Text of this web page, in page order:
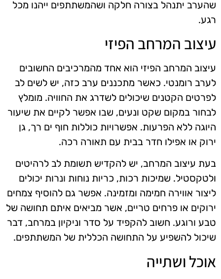
שהערב יתנהל בצורה חלקה ושהמשתתפים ייהנו מכל
רגע.
עיצוב המרחב הפיזי
עיצוב המרחב הפיזי הוא אחד מהמרכיבים החשובים
לערב רומנטי. כאשר מתכננים ערב כזה, יש לשים לב
לפרטים הקטנים שיכולים לשדרג את החוויה. מומלץ
לבחור במקום שקט ונעים, שבו אפשר לקיים את שיעור
היוגה ללא הפרעות. אפשרויות כוללות חוף ים רך, גן
ירוק או אפילו חדר בבית עם תאורה רכה.
בעת עיצוב המרחב, יש להקדיש תשומת לב לרהיטים
ולטקסטיל. שמיכות רכות, כריות נוחות ונרות יכולים
ליצור אווירה חמימה ומזמינה. אפשר גם להוסיף צמחים
ירוקים או פרחים טריים, אשר מביאים איתם תחושה של
טבע ורוגע. חשוב להקפיד על סדר וניקיון במרחב, דבר
שיכול להשפיע על התחושה הכללית של המשתתפים.
אוכל ושתייה